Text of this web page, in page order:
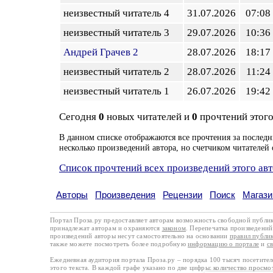
неизвестный читатель 4 31.07.2026
07:08
неизвестный читатель 3
29.07.2026
10:36
Андрей Грачев 2
28.07.2026
18:17
неизвестный читатель 2
28.07.2026
11:24
неизвестный читатель 1
26.07.2026 19:42
Сегодня 0 новых читателей и 0 прочтений
В данном списке отображаются все прочтения за
несколько произведений автора, но счетчиком
Список прочтений всех произведений этого
Авторы Произведения Рецензии Поиск
Портал Проза.ру предоставляет авторам возможность свободной
принадлежат авторам и охраняются законом . Перепечатка
произведений авторы несут самостоятельно на основании правил
также можете посмотреть более подробную информацию о портале и
Ежедневная аудитория портала Проза.ру – порядка 100 тысяч
этого текста. В каждой графе указано по две цифры: количество